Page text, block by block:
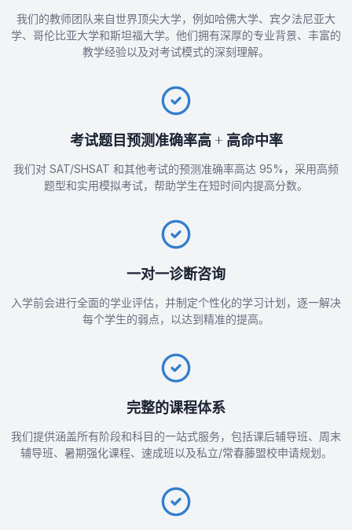
我们的教师团队来自世界顶尖大学，例如哈佛大学、宾夕法尼亚大
学、哥伦比亚大学和斯坦福大学。他们拥有深厚的专业背景、丰富的
教学经验以及对考试模式的深刻理解。
考试题目预测准确率高 + 高命中率
我们对 SAT/SHSAT 和其他考试的预测准确率高达 95%，采用高频
题型和实用模拟考试，帮助学生在短时间内提高分数。
一对一诊断咨询
入学前会进行全面的学业评估，并制定个性化的学习计划，逐一解决
每个学生的弱点，以达到精准的提高。
完整的课程体系
我们提供涵盖所有阶段和科目的一站式服务，包括课后辅导班、周末
辅导班、暑期强化课程、速成班以及私立/常春藤盟校申请规划。